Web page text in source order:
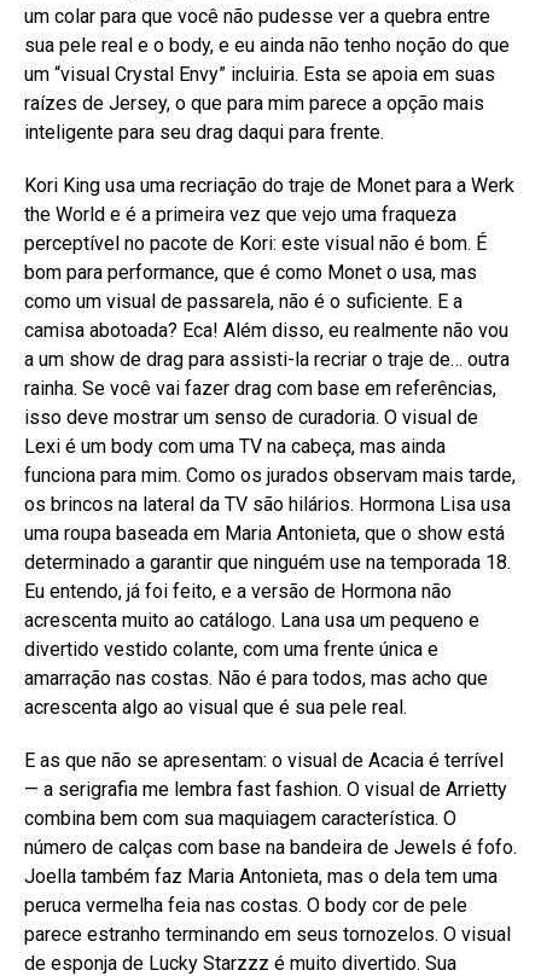
um colar para que você não pudesse ver a quebra entre
sua pele real e o body, e eu ainda não tenho noção do que
um “visual Crystal Envy” incluiria. Esta se apoia em suas
raízes de Jersey, o que para mim parece a opção mais
inteligente para seu drag daqui para frente.
Kori King usa uma recriação do traje de Monet para a Werk
the World e é a primeira vez que vejo uma fraqueza
perceptível no pacote de Kori: este visual não é bom. É
bom para performance, que é como Monet o usa, mas
como um visual de passarela, não é o suficiente. E a
camisa abotoada? Eca! Além disso, eu realmente não vou
a um show de drag para assisti-la recriar o traje de… outra
rainha. Se você vai fazer drag com base em referências,
isso deve mostrar um senso de curadoria. O visual de
Lexi é um body com uma TV na cabeça, mas ainda
funciona para mim. Como os jurados observam mais tarde,
os brincos na lateral da TV são hilários. Hormona Lisa usa
uma roupa baseada em Maria Antonieta, que o show está
determinado a garantir que ninguém use na temporada 18.
Eu entendo, já foi feito, e a versão de Hormona não
acrescenta muito ao catálogo. Lana usa um pequeno e
divertido vestido colante, com uma frente única e
amarração nas costas. Não é para todos, mas acho que
acrescenta algo ao visual que é sua pele real.
E as que não se apresentam: o visual de Acacia é terrível
— a serigrafia me lembra fast fashion. O visual de Arrietty
combina bem com sua maquiagem característica. O
número de calças com base na bandeira de Jewels é fofo.
Joella também faz Maria Antonieta, mas o dela tem uma
peruca vermelha feia nas costas. O body cor de pele
parece estranho terminando em seus tornozelos. O visual
de esponja de Lucky Starzzz é muito divertido. Sua